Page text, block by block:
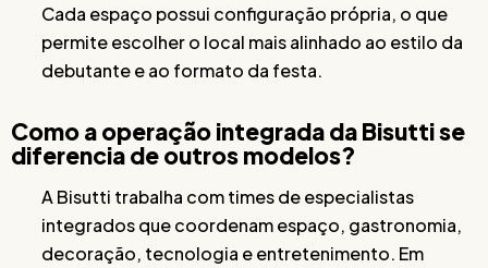
Cada espaço possui configuração própria, o que
permite escolher o local mais alinhado ao estilo da
debutante e ao formato da festa.
Como a operação integrada da Bisutti se
diferencia de outros modelos?
A Bisutti trabalha com times de especialistas
integrados que coordenam espaço, gastronomia,
decoração, tecnologia e entretenimento. Em